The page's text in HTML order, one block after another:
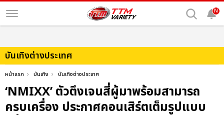
N
บันเทิงต่างประเทศ
หน้าแรก บันเทิง บันเทิงต่างประเทศ
‘NMIXX’ ตัวตึงเจนสี่ผู้มาพร้อมสามารถ
ครบเครื่อง ประกาศคอนเสิร์ตเต็มรูปแบบ